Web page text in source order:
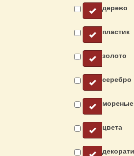
дерево
пластик
золото
серебро
мореные
цвета